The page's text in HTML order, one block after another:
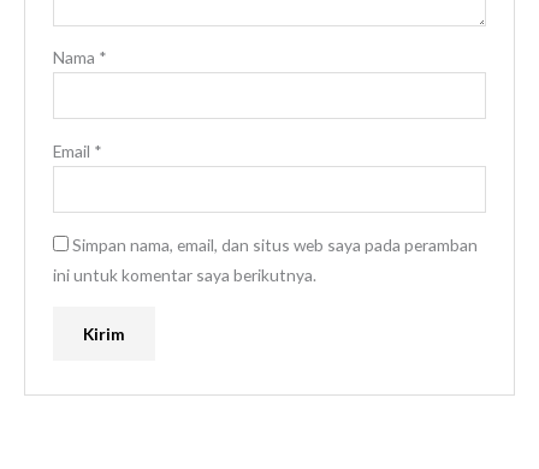
Nama *
Email *
Simpan nama, email, dan situs web saya pada peramban
ini untuk komentar saya berikutnya.